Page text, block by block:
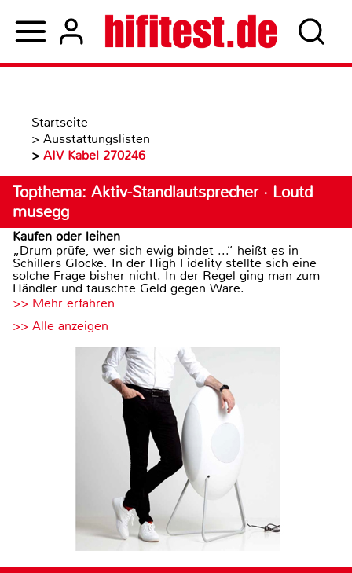
Startseite
> Ausstattungslisten
> AIV Kabel 270246
Topthema: Aktiv-Standlautsprecher · Loutd
musegg
Kaufen oder leihen
„Drum prüfe, wer sich ewig bindet ...“ heißt es in
Schillers Glocke. In der High Fidelity stellte sich eine
solche Frage bisher nicht. In der Regel ging man zum
Händler und tauschte Geld gegen Ware.
>> Mehr erfahren
>> Alle anzeigen